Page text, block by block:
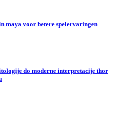
maya voor betere spelervaringen
do moderne interpretacije thor